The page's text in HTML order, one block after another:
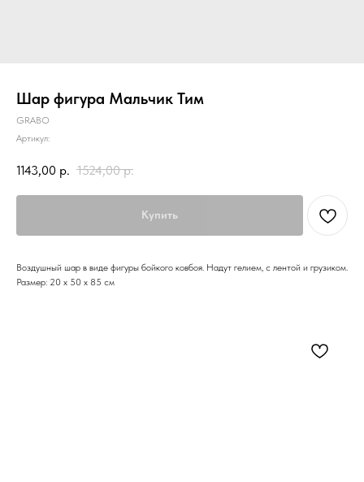
Шар фигура Мальчик Тим
GRABO
Артикул:
1143,00 р. 1524,00 р.
Купить
Воздушный шар в виде фигуры бойкого ковбоя. Надут гелием, с лентой и грузиком.
Размер: 20 х 50 х 85 см